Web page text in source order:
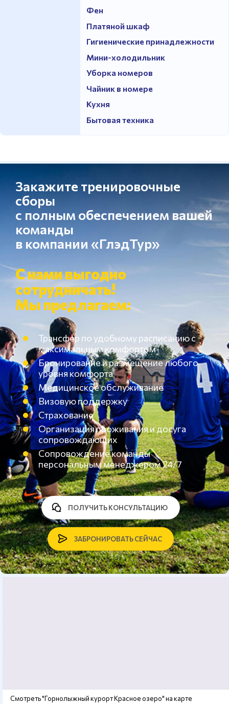
Фен
Платяной шкаф
Гигиенические принадлежности
Мини-холодильник
Уборка номеров
Чайник в номере
Кухня
Бытовая техника
Закажите тренировочные
сборы
с полным обеспечением вашей
команды
в компании «ГлэдТур»
С нами выгодно
сотрудничать!
Мы предлагаем:
Трансфер по удобному расписанию с
максимальным комфортом
Бронирование и размещение любого
уровня комфорта
Медицинское обслуживание
Визовую поддержку
Страхование
Организация проживания и досуга
сопровождающих
Сопровождение команды
персональным менеджером 24/7
ЗАБРОНИРОВАТЬ СЕЙЧАС
ПОЛУЧИТЬ КОНСУЛЬТАЦИЮ
Смотреть "Горнолыжный курорт Красное озеро" на карте